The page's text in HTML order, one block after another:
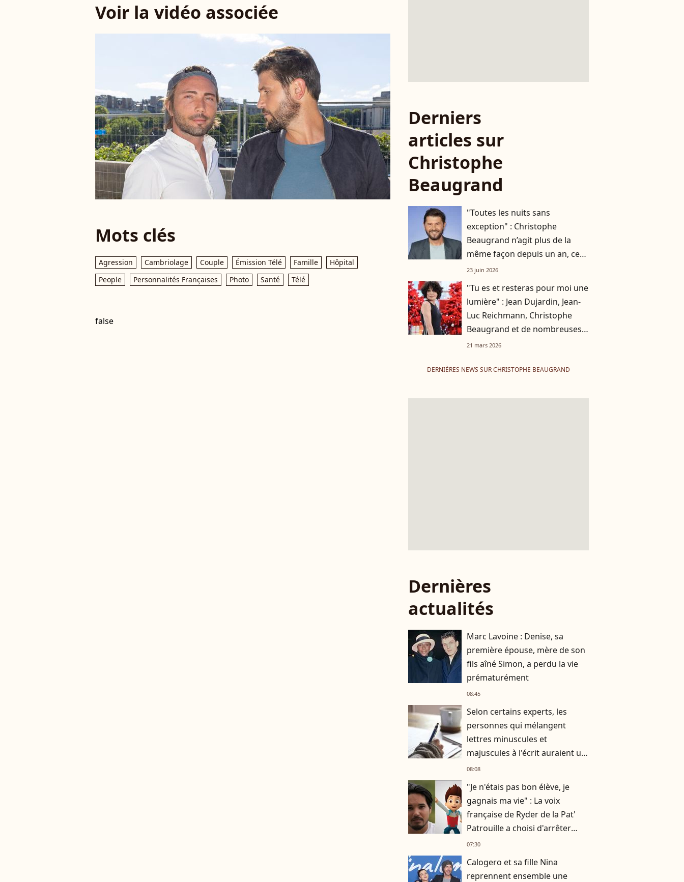
Voir la vidéo associée
Mots clés
Agression Cambriolage Couple Émission Télé Famille
Hôpital
People
Personnalités Françaises Photo Santé Télé
false
Derniers
articles sur
Christophe
Beaugrand
"Toutes les nuits sans
exception" : Christophe
Beaugrand n’agit plus de la
même façon depuis un an, cet
événement a tout changé
23 juin 2026
"Tu es et resteras pour moi une
lumière" : Jean Dujardin, Jean-
Luc Reichmann, Christophe
Beaugrand et de nombreuses
personnalités saluent une
21 mars 2026
DERNIÈRES NEWS SUR CHRISTOPHE BEAUGRAND
Dernières
actualités
Marc Lavoine : Denise, sa
première épouse, mère de son
fils aîné Simon, a perdu la vie
prématurément
08:45
Selon certains experts, les
personnes qui mélangent
lettres minuscules et
majuscules à l'écrit auraient un
besoin de se différencier
08:08
"Je n'étais pas bon élève, je
gagnais ma vie" : La voix
française de Ryder de la Pat'
Patrouille a choisi d'arrêter
l'école à 17 ans
07:30
Calogero et sa fille Nina
reprennent ensemble une